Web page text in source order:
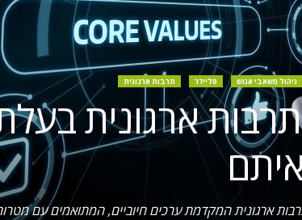
ניהול משאבי אנוש סליידר תרבות ארגונית
תרבות ארגונית
ארגונית המקדמת ערכים חיוביים, המתואמים עם